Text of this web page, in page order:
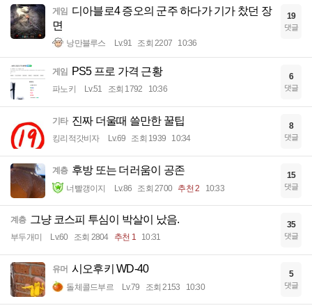
게임
디아블로4 증오의 군주 하다가 기가 찼던 장
면
낭만블루스 Lv.91 조회 2207 10:36
19
댓글
게임 PS5 프로 가격 근황
파노키 Lv.51 조회 1792 10:36
6
댓글
기타 진짜 더울때 쓸만한 꿀팁
킹리적갓비자 Lv.69 조회 1939 10:34
8
댓글
계층 후방 또는 더러움이 공존
너빨갱이지 Lv.86 조회 2700 추천 2 10:33
15
댓글
계층 그냥 코스피 투심이 박살이 났음.
부두개미 Lv.60 조회 2804 추천 1 10:31
35
댓글
유머 시오후키 WD-40
돌체콜드부르 Lv.79 조회 2153 10:30
5
댓글